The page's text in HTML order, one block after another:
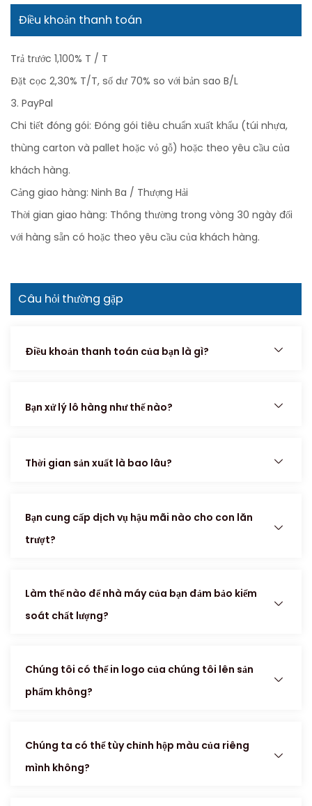
Điều khoản thanh toán
Trả trước 1,100% T / T
Đặt cọc 2,30% T/T, số dư 70% so với bản sao B/L
3. PayPal
Chi tiết đóng gói: Đóng gói tiêu chuẩn xuất khẩu (túi nhựa,
thùng carton và pallet hoặc vỏ gỗ) hoặc theo yêu cầu của
khách hàng.
Cảng giao hàng: Ninh Ba / Thượng Hải
Thời gian giao hàng: Thông thường trong vòng 30 ngày đối
với hàng sẵn có hoặc theo yêu cầu của khách hàng.
Câu hỏi thường gặp
Điều khoản thanh toán của bạn là gì?
Bạn xử lý lô hàng như thế nào?
Thời gian sản xuất là bao lâu?
Bạn cung cấp dịch vụ hậu mãi nào cho con lăn
trượt?
Làm thế nào để nhà máy của bạn đảm bảo kiểm
soát chất lượng?
Chúng tôi có thể in logo của chúng tôi lên sản
phẩm không?
Chúng ta có thể tùy chỉnh hộp màu của riêng
mình không?